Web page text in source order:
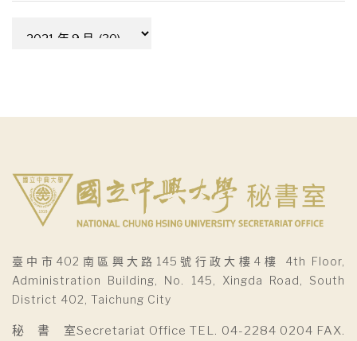
臺中市402南區興大路145號行政大樓4樓 4th Floor,
Administration Building, No. 145, Xingda Road, South
District 402, Taichung City
秘 書 室Secretariat Office TEL. 04-2284 0204 FAX.